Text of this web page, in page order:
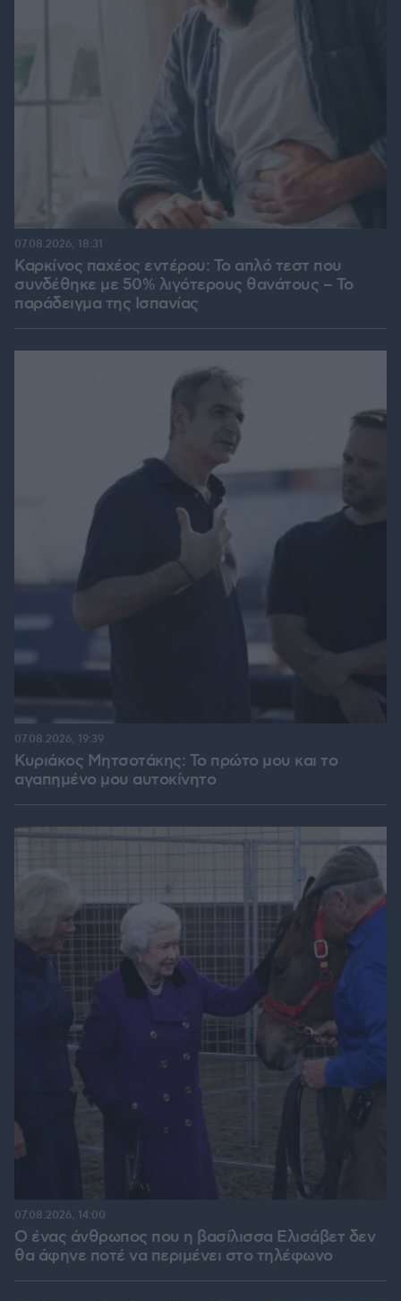
Καρκίνος παχέος εντέρου: Το απλό τεστ που
συνδέθηκε με 50% λιγότερους θανάτους – Το
παράδειγμα της Ισπανίας
07.08.2026, 18:31
Κυριάκος Μητσοτάκης: Το πρώτο μου και το
αγαπημένο μου αυτοκίνητο
07.08.2026, 19:39
Ο ένας άνθρωπος που η βασίλισσα Ελισάβετ δεν
θα άφηνε ποτέ να περιμένει στο τηλέφωνο
07.08.2026, 14:00